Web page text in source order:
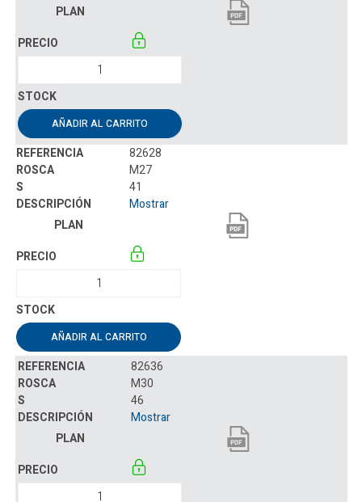
AÑADIR AL CARRITO
82628
M27
41
Mostrar
AÑADIR AL CARRITO
82636
M30
46
Mostrar